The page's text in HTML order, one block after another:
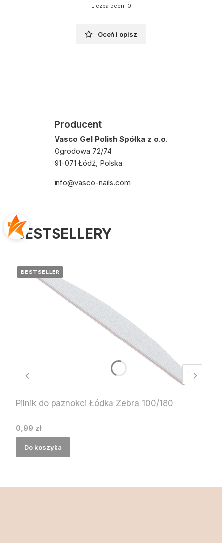
Liczba ocen: 0
Oceń i opisz
Producent
Vasco Gel Polish Spółka z o.o.
Ogrodowa 72/74
91-071 Łódź, Polska
info@vasco-nails.com
BESTSELLERY
BESTSELLER
Pilnik do paznokci Łódka Zebra 100/180
Cena
0,99 zł
Do koszyka